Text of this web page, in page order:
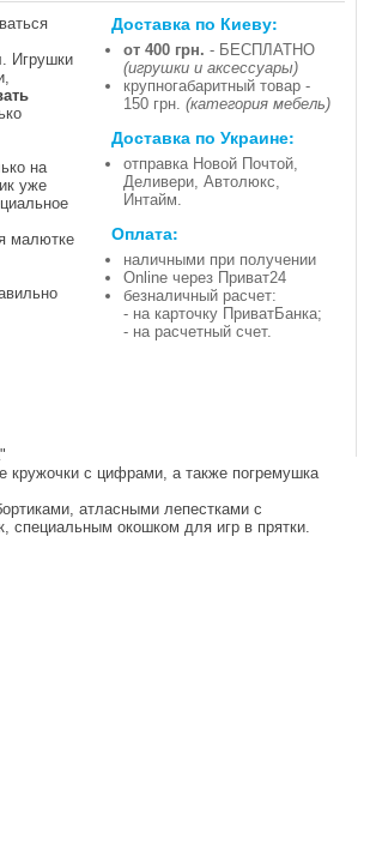
Доставка по Киеву:
от 400 грн. - БЕСПЛАТНО
(игрушки и аксессуары)
крупногабаритный товар -
150 грн. (категория мебель)
Доставка по Украине:
отправка Новой Почтой,
Деливери, Автолюкс,
Интайм.
Оплата:
наличными при получении
Online через Приват24
безналичный расчет:
- на карточку ПриватБанка;
- на расчетный счет.
Игрушки
на
уже
малютке
кружочки с цифрами, а также погремушка
атласными лепестками с
специальным окошком для игр в прятки.